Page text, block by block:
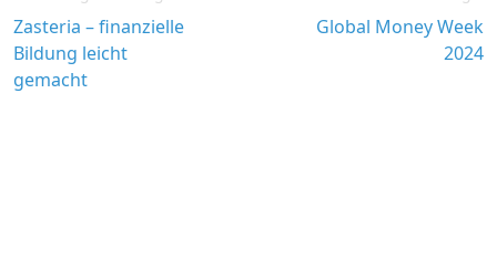
navigation
Zasteria – finanzielle
Bildung leicht
gemacht
Global Money Week
2024